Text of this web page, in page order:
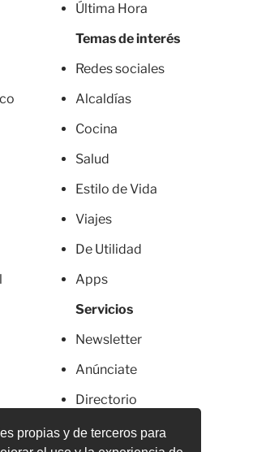
propias y de terceros para
Última Hora
Temas de interés
Redes sociales
Alcaldías
Cocina
Salud
Estilo de Vida
Viajes
De Utilidad
Apps
Servicios
Newsletter
Anúnciate
Directorio
Suscripciones